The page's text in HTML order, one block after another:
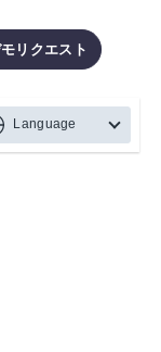
リクエスト
Language